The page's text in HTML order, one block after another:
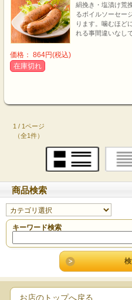
絹挽き・塩漬け荒
るボイルソーセー
ります。噛むほど
れる事間違いなし
価格： 864円(税込)
在庫切れ
1 / 1ページ
（全1件）
商品検索
キーワード検索
お店のトップへ戻る